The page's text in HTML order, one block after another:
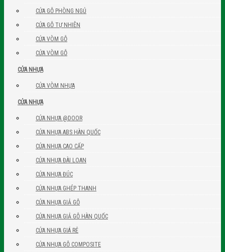
CỬA GỖ PHÒNG NGỦ
CỬA GỖ TỰ NHIÊN
CỬA VÒM GỖ
CỬA VÒM GỖ
CỬA NHỰA
CỬA VÒM NHỰA
CỬA NHỰA
CỬA NHỰA @DOOR
CỬA NHỰA ABS HÀN QUỐC
CỬA NHỰA CAO CẤP
CỬA NHỰA ĐÀI LOAN
CỬA NHỰA ĐÚC
CỬA NHỰA GHÉP THANH
CỬA NHỰA GIẢ GỖ
CỬA NHỰA GIẢ GỖ HÀN QUỐC
CỬA NHỰA GIÁ RẺ
CỬA NHỰA GỖ COMPOSITE